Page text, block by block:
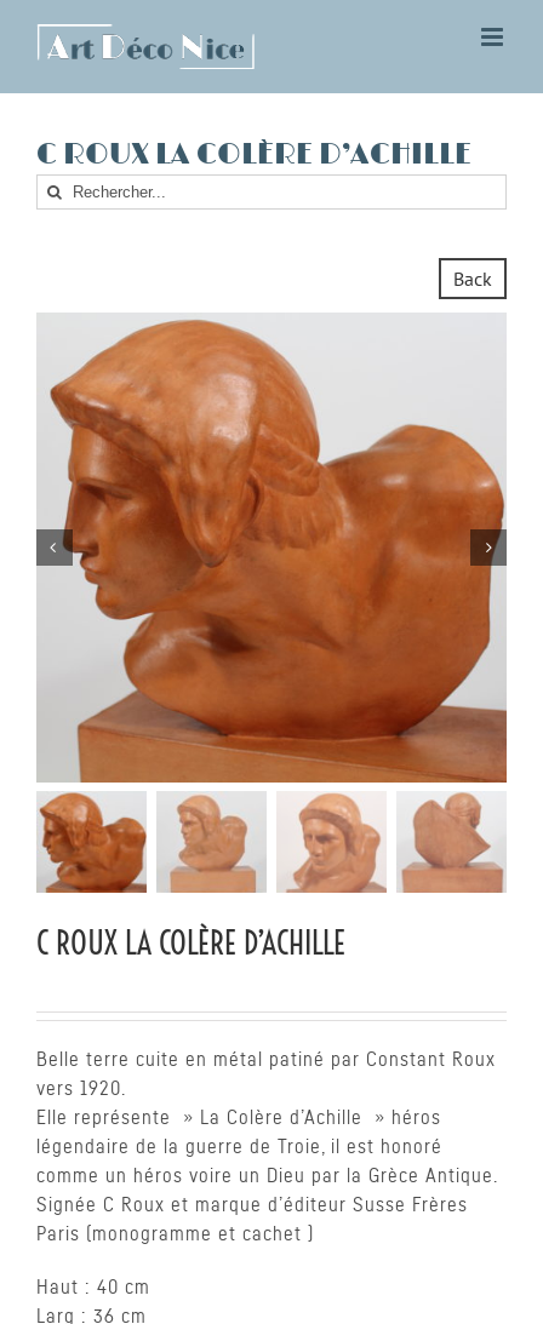
C ROUX LA COLÈRE D’ACHILLE
Rechercher
 
C ROUX LA COLÈRE D’ACHILLE
Back
Belle terre cuite en métal patiné par Constant Roux
vers 1920.
Elle représente » La Colère d’Achille » héros
légendaire de la guerre de Troie, il est honoré
comme un héros voire un Dieu par la Grèce Antique.
Signée C Roux et marque d’éditeur Susse Frères
Paris (monogramme et cachet )
Haut : 40 cm
Larg : 36 cm